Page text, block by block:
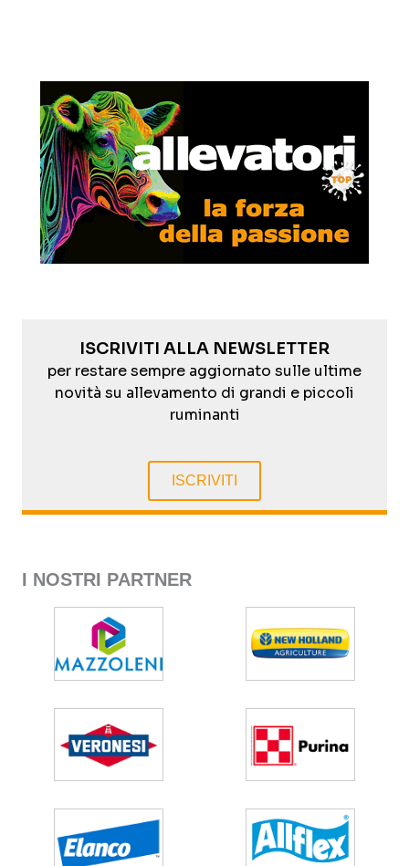
ISCRIVITI ALLA NEWSLETTER
per restare sempre aggiornato sulle ultime
novità su allevamento di grandi e piccoli
ruminanti
ISCRIVITI
I NOSTRI PARTNER